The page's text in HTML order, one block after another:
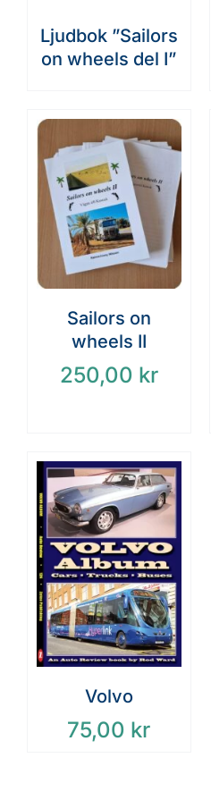
Ljudbok ”Sailors
on wheels del I”
Sailors on
wheels II
250,00 kr
Volvo
75,00 kr